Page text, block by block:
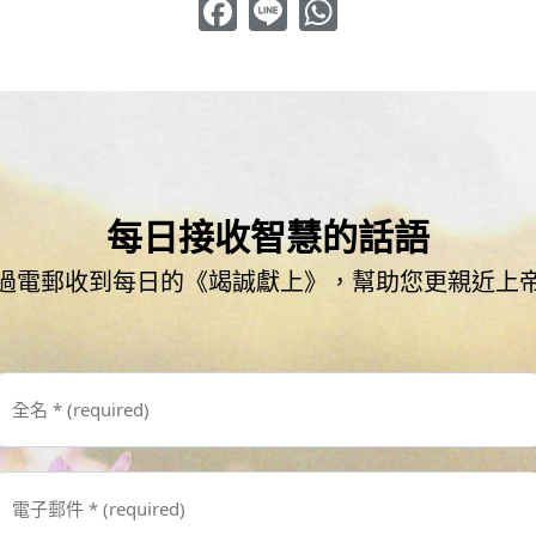
每日接收智慧的話語
電郵收到每日的《竭誠獻上》，幫助您更親近上